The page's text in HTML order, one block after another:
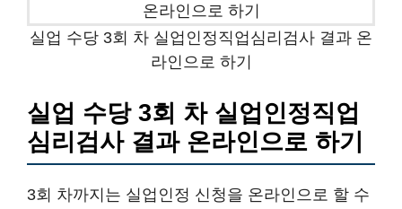
실업 수당 3회 차 실업인정직업심리검사 결과 온
라인으로 하기
실업 수당 3회 차 실업인정직업
심리검사 결과 온라인으로 하기
3회 차까지는 실업인정 신청을 온라인으로 할 수